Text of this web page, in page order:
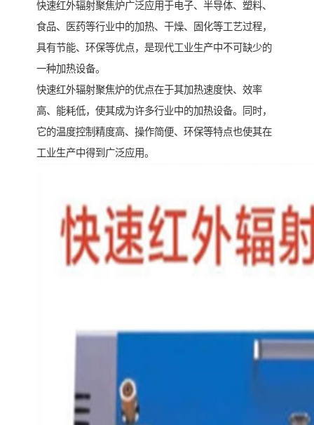
快速红外辐射聚焦炉广泛应用于电子、半导体、塑料、
食品、医药等行业中的加热、干燥、固化等工艺过程，
具有节能、环保等优点，是现代工业生产中不可缺少的
一种加热设备。
快速红外辐射聚焦炉的优点在于其加热速度快、效率
高、能耗低，使其成为许多行业中的加热设备。同时，
它的温度控制精度高、操作简便、环保等特点也使其在
工业生产中得到广泛应用。